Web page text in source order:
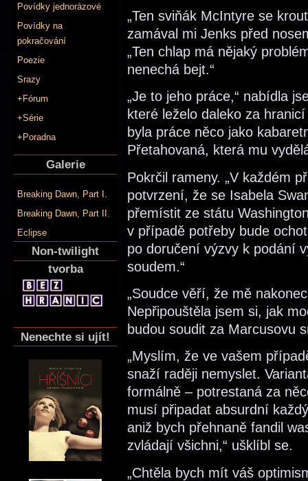
Povídky jednorázové
Povídky na
pokračování
Poezie
Srazy
+Fórum
+Série
+Poradna
Galerie
Breaking Dawn, Part I.
Breaking Dawn, Part II.
Eclipse
Non-twilight
tvorba
Nenechte si ujít!
„Ten sviňák McIntyre se
zamával mi Jenks před
„Ten chlap má nějaký
nenechá bejt.“
„Je to jeho práce,“ nabídla
které leželo daleko za
byla práce něco jako
Přetahovaná, která mu
Pokrčil rameny. „V každém
potvrzení, že se Isabela
přemístit ze státu
v případě potřeby bude
po doručení výzvy k podání
soudem.“
„Soudce věří, že mě
Nepřipouštěla jsem si, jak
budou soudit za Marcusovu
„Myslím, že ve vašem
snaží raději nemyslet.
formálně – potrestaná za
musí připadat absurdní
aniž bych přehnaně fandil
zvládají všichni,“ ušklíbl se.
„Chtěla bych mít váš